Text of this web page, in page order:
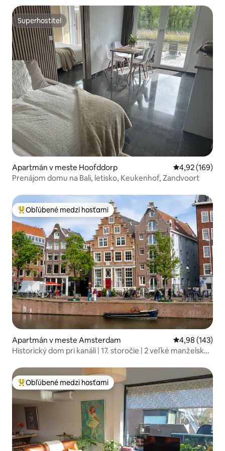
Superhostiteľ
Superhostiteľ
Apartmán v meste Hoofddorp Priemerné
4,92 (169)
Prenájom domu na Bali, letisko, Keukenhof, Zandvoort
Najobľúbenejšie medzi hosťami
Obľúbené medzi hosťami
Apartmán v meste Amsterdam Priemerné
4,98 (143)
Historický dom pri kanáli | 17. storočie | 2 veľké manželské
Najobľúbenejšie medzi hosťami
Obľúbené medzi hosťami